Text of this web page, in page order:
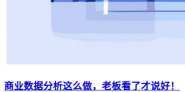
商业数据分析这么做，老板看了才说好！